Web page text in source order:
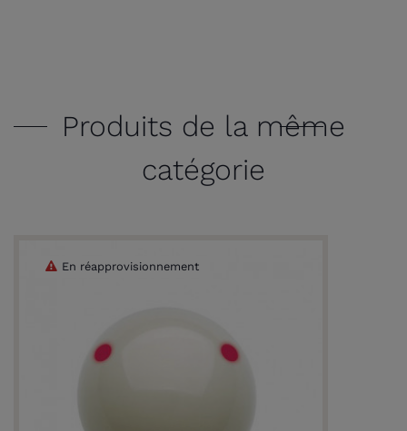
Produits de la même
catégorie
En réapprovisionnement